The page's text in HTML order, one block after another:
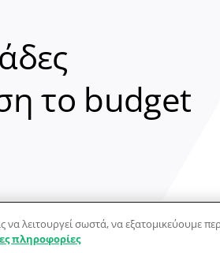
το budget
λειτουργεί σωστά, να εξατομικεύουμε
πληροφορίες